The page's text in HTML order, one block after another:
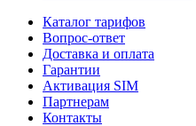
Каталог тарифов
Вопрос-ответ
Доставка и оплата
Гарантии
Активация SIM
Партнерам
Контакты